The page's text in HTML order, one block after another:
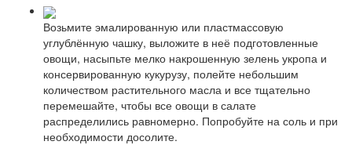
Возьмите эмалированную или пластмассовую
углублённую чашку, выложите в неё подготовленные
овощи, насыпьте мелко накрошенную зелень укропа и
консервированную кукурузу, полейте небольшим
количеством растительного масла и все тщательно
перемешайте, чтобы все овощи в салате
распределились равномерно. Попробуйте на соль и при
необходимости досолите.